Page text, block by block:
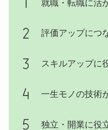
就職・転職に活
評価アップにつ
スキルアップに
一生モノの技術
独立・開業に役